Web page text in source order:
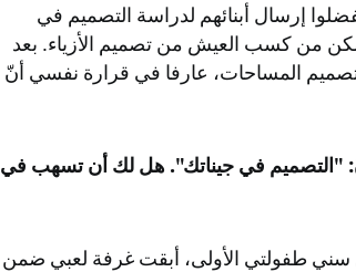
إرسال أبنائهم لدراسة التصميم في
من كسب العيش من تصميم الأزياء. بعد
تصميم المساحات، عارفا في قرارة نفسي أنّ
في جيناتك". هل لك أن تسهب في
سني طفولتي الأولى، أبقت غرفة لعبي ضمن